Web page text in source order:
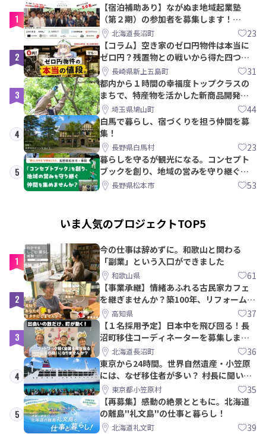
1
【宿泊補助あり】ながぬま地域起業塾
（第２期）の参加者を募集します！
【8/21〆】
北海道長沼町 23
2
【コラム】空き家のゼロ円物件は本当に
ゼロ円？残置物との戦いから得た四つの
教訓｜新上五島町
長崎県新上五島町 31
3
都内から１時間の幸福度トップクラスの
まちで、特産物を活かした新商品開発＆
PRメンバー募集！
埼玉県鳩山町 44
4
白馬で暮らし、宿づくりを担う仲間を募
集！
長野県白馬村 23
5
暮らしを守るが観光になる。コンセプト
ブックを創り、地域の営みを守り継ぐ仲
間を集めませんか？
長野県松本市 53
いま人気のプロジェクトTOP5
1
今の仕事は辞めずに。和歌山と関わる
「副業」という入口ができました
和歌山県 61
2
【事業承継】情緒あふれる古民家カフェ
を継ぎませんか？築100年、リフォームか
ら約10年！
高知県 37
3
【１名採用予定】日本中を飛び回る！長
沼町移住コーディネーターを募集しま
す！北海道長沼町 36
4
東京から24時間。世界自然遺産・小笠原
には、なぜ移住者が多い？ 村長に聞いて
みた東京都小笠原村 35
5
【再募集】感動の絶景とともに。北海道
の離島"礼文島"の仕事と暮らし！
北海道礼文町 39